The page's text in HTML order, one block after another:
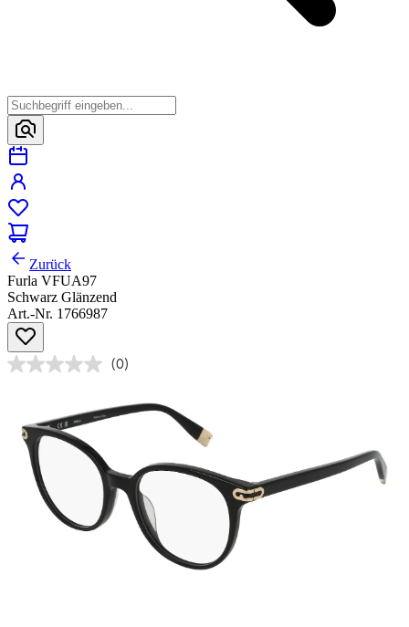
Zurück
Furla VFUA97
Schwarz Glänzend
Art.-Nr. 1766987
(0)